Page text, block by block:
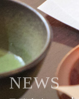
NEWS